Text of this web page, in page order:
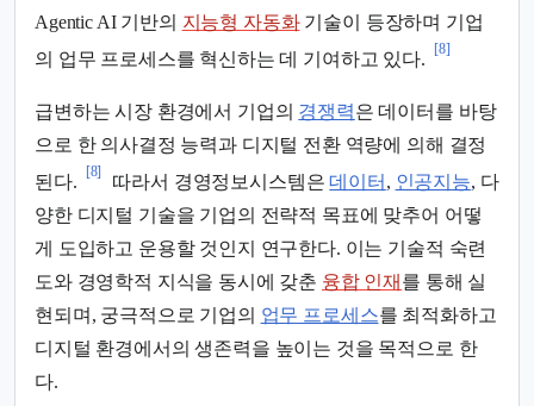
Agentic AI 기반의 지능형 자동화기술이 등장하며 기업
의 업무 프로세스를 혁신하는 데 기여하고 있다.
[8]
급변하는 시장 환경에서 기업의 경쟁력은 데이터를 바탕
으로 한 의사결정 능력과 디지털 전환 역량에 의해 결정
된다.
[8]
따라서 경영정보시스템은데이터 , 인공지능, 다
양한 디지털 기술을 기업의 전략적 목표에 맞추어 어떻
게 도입하고 운용할 것인지 연구한다. 이는 기술적 숙련
도와 경영학적 지식을 동시에 갖춘 융합 인재 를 통해 실
현되며, 궁극적으로 기업의 업무 프로세스를 최적화하고
디지털 환경에서의 생존력을 높이는 것을 목적으로 한
다.